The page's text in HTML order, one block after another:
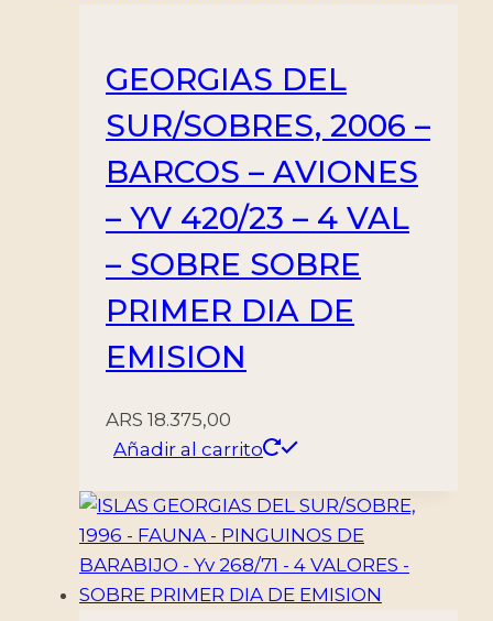
GEORGIAS DEL
SUR/SOBRES, 2006 –
BARCOS – AVIONES
– YV 420/23 – 4 VAL
– SOBRE SOBRE
PRIMER DIA DE
EMISION
ARS 18.375,00
Añadir al carrito